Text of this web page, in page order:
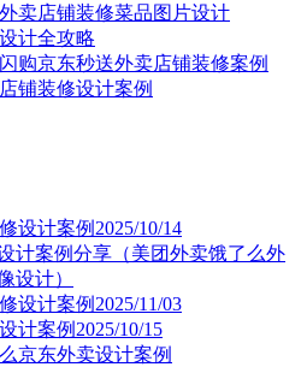
卖店铺装修菜品图片设计
计全攻略
购京东秒送外卖店铺装修案例
铺装修设计案例
设计案例2025/10/14
计案例分享（美团外卖饿了么外
设计）
设计案例2025/11/03
计案例2025/10/15
京东外卖设计案例